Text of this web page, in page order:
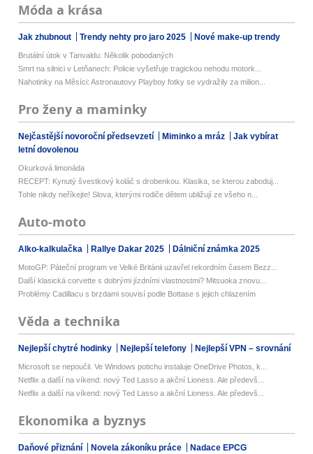
Móda a krása
Jak zhubnout Trendy nehty pro jaro 2025 Nové make-up trendy
Brutální útok v Tanvaldu: Několik pobodaných
Smrt na silnici v Letňanech: Policie vyšetřuje tragickou nehodu motork...
Nahotinky na Měsíci: Astronautovy Playboy fotky se vydražily za milion...
Pro ženy a maminky
Nejčastější novoroční předsevzetí Miminko a mráz
Jak vybírat
letní dovolenou
Okurková limonáda
RECEPT: Kynutý švestkový koláč s drobenkou. Klasika, se kterou zaboduj...
Tohle nikdy neříkejte! Slova, kterými rodiče dětem ubližují ze všeho n...
Auto-moto
Alko-kalkulačka Rallye Dakar 2025 Dálniční známka 2025
MotoGP: Páteční program ve Velké Británii uzavřel rekordním časem Bezz...
Další klasická corvette s dobrými jízdními vlastnostmi? Mitsuoka znovu...
Problémy Cadillacu s brzdami souvisí podle Bottase s jejich chlazením
Věda a technika
Nejlepší chytré hodinky Nejlepší telefony Nejlepší VPN – srovnání
Microsoft se nepoučil. Ve Windows potichu instaluje OneDrive Photos, k...
Netflix a další na víkend: nový Ted Lasso a akční Lioness. Ale předevš...
Netflix a další na víkend: nový Ted Lasso a akční Lioness. Ale předevš...
Ekonomika a byznys
Daňové přiznání Novela zákoníku práce Nadace EPCG